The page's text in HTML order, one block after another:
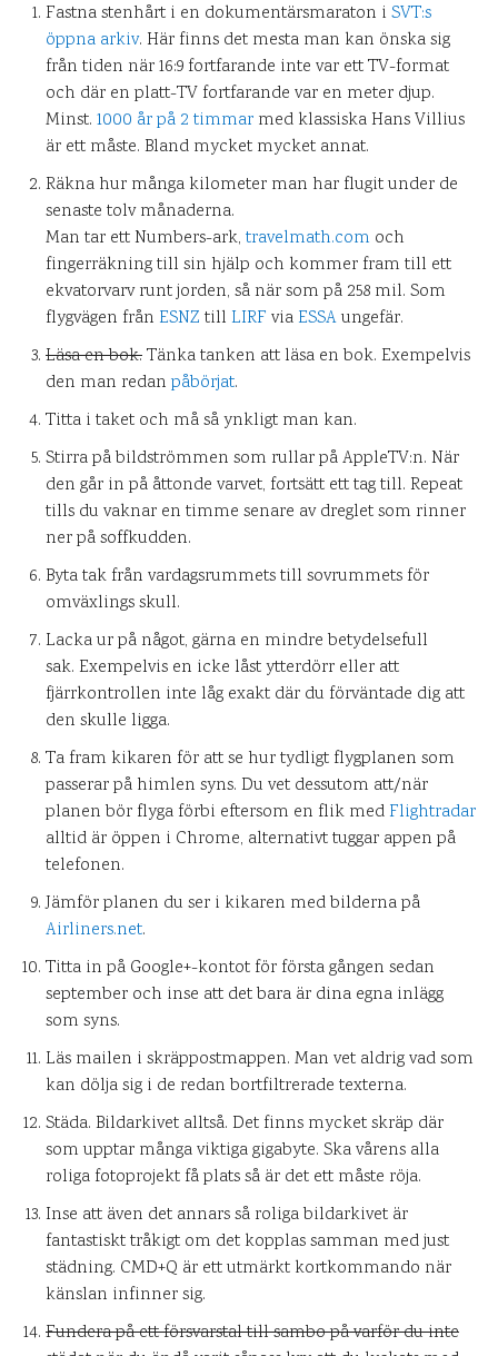
Fastna stenhårt i en dokumentärsmaraton i SVT:s
öppna arkiv. Här finns det mesta man kan önska sig
från tiden när 16:9 fortfarande inte var ett TV-format
och där en platt-TV fortfarande var en meter djup.
Minst. 1000 år på 2 timmar med klassiska Hans Villius
är ett måste. Bland mycket mycket annat.
Räkna hur många kilometer man har flugit under de
senaste tolv månaderna.
Man tar ett Numbers-ark, travelmath.com och
fingerräkning till sin hjälp och kommer fram till ett
ekvatorvarv runt jorden, så när som på 258 mil. Som
flygvägen från ESNZ till LIRF viaESSAungefär.
Läsa en bok.Tänka tanken att läsa en bok. Exempelvis
den man redan påbörjat.
Titta i taket och må så ynkligt man kan.
Stirra på bildströmmen som rullar på AppleTV:n. När
den går in på åttonde varvet, fortsätt ett tag till. Repeat
tills du vaknar en timme senare av dreglet som rinner
ner på soffkudden.
Byta tak från vardagsrummets till sovrummets för
omväxlings skull.
Lacka ur på något, gärna en mindre betydelsefull
sak. Exempelvis en icke låst ytterdörr eller att
fjärrkontrollen inte låg exakt där du förväntade dig att
den skulle ligga.
Ta fram kikaren för att se hur tydligt flygplanen som
passerar på himlen syns. Du vet dessutom att/när
planen bör flyga förbi eftersom en flik medFlightradar
alltid är öppen i Chrome, alternativt tuggar appen på
telefonen.
Jämför planen du ser i kikaren med bilderna på
Airliners.net.
Titta in på Google+-kontot för första gången sedan
september och inse att det bara är dina egna inlägg
som syns.
Läs mailen i skräppostmappen. Man vet aldrig vad som
kan dölja sig i de redan bortfiltrerade texterna.
Städa. Bildarkivet alltså. Det finns mycket skräp där
som upptar många viktiga gigabyte. Ska vårens alla
roliga fotoprojekt få plats så är det ett måste röja.
Inse att även det annars så roliga bildarkivet är
fantastiskt tråkigt om det kopplas samman med just
städning. CMD+Q är ett utmärkt kortkommando när
känslan infinner sig.
Fundera på ett försvarstal till sambo på varför du inte